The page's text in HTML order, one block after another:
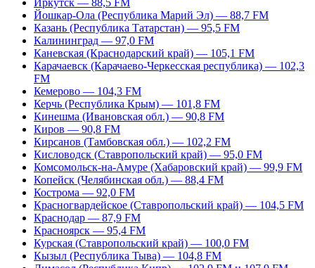
Иркутск — 88,5 FM
Йошкар-Ола (Республика Марий Эл) — 88,7 FM
Казань (Республика Татарстан) — 95,5 FM
Калининград — 97,0 FM
Каневская (Краснодарский край) — 105,1 FM
Карачаевск (Карачаево-Черкесская республика) — 102,3
FM
Кемерово — 104,3 FM
Керчь (Республика Крым) — 101,8 FM
Кинешма (Ивановская обл.) — 90,8 FM
Киров — 90,8 FM
Кирсанов (Тамбовская обл.) — 102,2 FM
Кисловодск (Ставропольский край) — 95,0 FM
Комсомольск-на-Амуре (Хабаровский край) — 99,9 FM
Копейск (Челябинская обл.) — 88,4 FM
Кострома — 92,0 FM
Красногвардейское (Ставропольский край) — 104,5 FM
Краснодар — 87,9 FM
Красноярск — 95,4 FM
Курская (Ставропольский край) — 100,0 FM
Кызыл (Республика Тыва) — 104,8 FM